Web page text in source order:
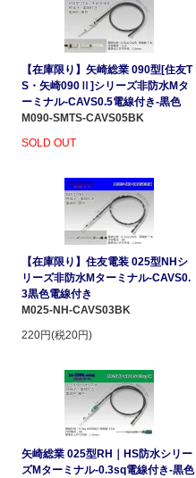
【在庫限り】矢崎総業 090型[住友T
S・矢崎090Ⅱ]シリーズ非防水Mタ
ーミナル-CAVS0.5電線付き-黒色
M090-SMTS-CAVS05BK
SOLD OUT
【在庫限り】住友電装 025型NHシ
リーズ非防水Mターミナル-CAVS0.
3黒色電線付き
M025-NH-CAVS03BK
220円(税20円)
矢崎総業 025型RH｜HS防水シリー
ズMターミナル-0.3sq電線付き-黒色